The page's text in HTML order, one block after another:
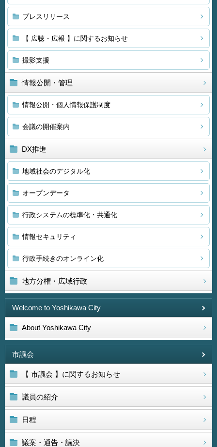
プレスリリース
【 広聴・広報 】に関するお知らせ
撮影支援
情報公開・管理
情報公開・個人情報保護制度
会議の開催案内
DX推進
地域社会のデジタル化
オープンデータ
行政システムの標準化・共通化
情報セキュリティ
行政手続きのオンライン化
地方分権・広域行政
Welcome to Yoshikawa City
About Yoshikawa City
市議会
【 市議会 】に関するお知らせ
議員の紹介
日程
議案・通告・議決